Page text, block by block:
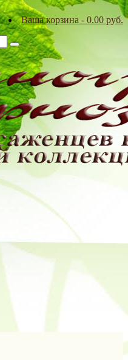
Ваша корзина - 0.00 руб.